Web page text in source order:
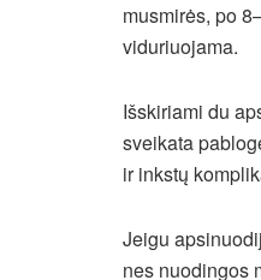
musmirės, po
viduriuojama.
Išskiriami du
sveikata
ir inkstų
Jeigu
nes nuodingos